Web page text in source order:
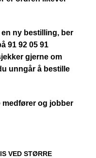
ny bestilling, ber
91 92 05 91
gjerne om
unngår å bestille
medfører og jobber
VED STØRRE